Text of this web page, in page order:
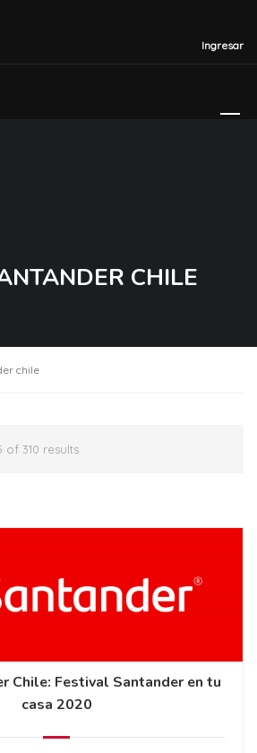
Ingresar
CHILE
chile
of 310 results
Chile: Festival Santander en tu
casa 2020